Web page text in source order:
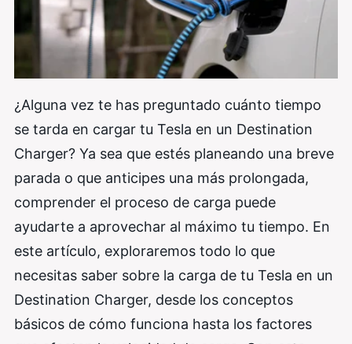
¿Alguna vez te has preguntado cuánto tiempo
se tarda en cargar tu Tesla en un Destination
Charger? Ya sea que estés planeando una breve
parada o que anticipes una más prolongada,
comprender el proceso de carga puede
ayudarte a aprovechar al máximo tu tiempo. En
este artículo, exploraremos todo lo que
necesitas saber sobre la carga de tu Tesla en un
Destination Charger, desde los conceptos
básicos de cómo funciona hasta los factores